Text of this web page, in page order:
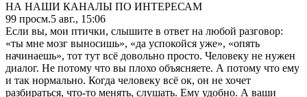
НА НАШИ КАНАЛЫ ПО ИНТЕРЕСАМ
99 просм.5 авг., 15:06
Если вы, мои птички, слышите в ответ на любой разговор:
«ты мне мозг выносишь», «да успокойся уже», «опять
начинаешь», тот тут всё довольно просто. Человеку не нужен
диалог. Не потому что вы плохо объясняете. А потому что ему
и так нормально. Когда человеку всё ок, он не хочет
разбираться, что-то менять, слушать. Ему удобно. А ваши